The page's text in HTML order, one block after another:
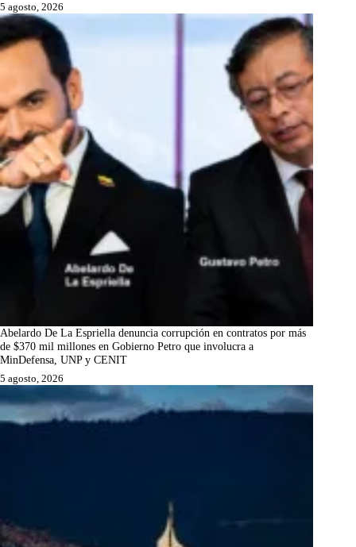
5 agosto, 2026
Abelardo De La Espriella denuncia corrupción en contratos por más
de $370 mil millones en Gobierno Petro que involucra a
MinDefensa, UNP y CENIT
5 agosto, 2026